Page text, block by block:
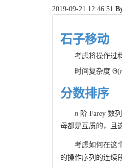
2019-09-21 12:46:51
石子移动
考虑将操作过
时间复杂度 Θ(
分数排序
n 阶 Farey 数
母都是互质的，且
考虑如何在这
的操作序列的连续